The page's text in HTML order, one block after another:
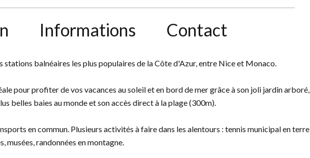
Informations Contact
balnéaires les plus populaires de la Côte d'Azur, entre Nice et Monaco.
pour profiter de vos vacances au soleil et en bord de mer grâce à son joli jardin arboré,
belles baies au monde et son accès direct à la plage (300m).
en commun. Plusieurs activités à faire dans les alentours : tennis municipal en terre
musées, randonnées en montagne.